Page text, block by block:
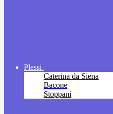
Plessi
Caterina da Siena
Bacone
Stoppani